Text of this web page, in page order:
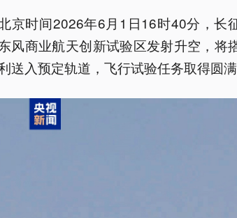
京时间2026年6月1日16时40分，长
风商业航天创新试验区发射升空，将
送入预定轨道，飞行试验任务取得圆满